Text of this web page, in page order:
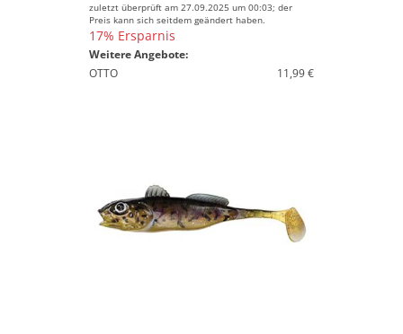
zuletzt überprüft am 27.09.2025 um 00:03; der
Preis kann sich seitdem geändert haben.
17% Ersparnis
Weitere Angebote:
OTTO
11,99 €